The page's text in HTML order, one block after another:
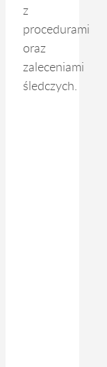
z
procedurami
oraz
zaleceniami
śledczych.